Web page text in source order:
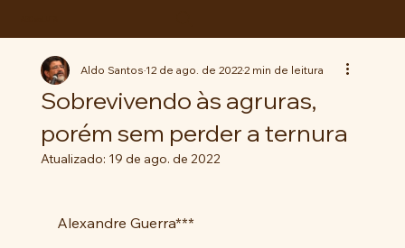
Sobrevivendo às agruras,
porém sem perder a ternura
Aldo Santos12 de ago. de 20222 min de leitura
Atualizado: 19 de ago. de 2022
Alexandre Guerra***